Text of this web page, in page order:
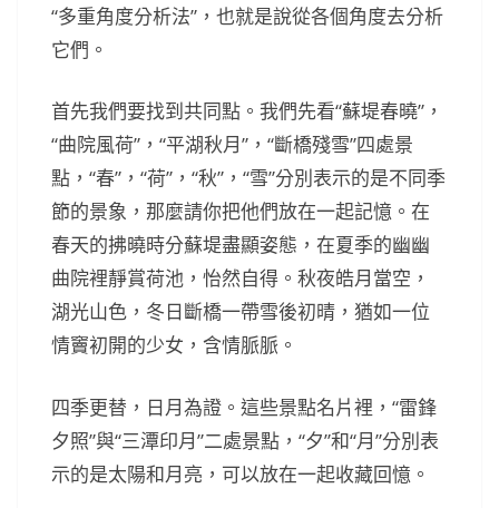
“多重角度分析法”，也就是說從各個角度去分析
它們。
首先我們要找到共同點。我們先看“蘇堤春曉”，
“曲院風荷”，“平湖秋月”，“斷橋殘雪”四處景
點，“春”，“荷”，“秋”，“雪”分別表示的是不同季
節的景象，那麼請你把他們放在一起記憶。在
春天的拂曉時分蘇堤盡顯姿態，在夏季的幽幽
曲院裡靜賞荷池，怡然自得。秋夜皓月當空，
湖光山色，冬日斷橋一帶雪後初晴，猶如一位
情竇初開的少女，含情脈脈。
四季更替，日月為證。這些景點名片裡，“雷鋒
夕照”與“三潭印月”二處景點，“夕”和“月”分別表
示的是太陽和月亮，可以放在一起收藏回憶。